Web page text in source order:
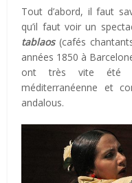
Tout d’abord, il faut
qu’il faut voir un
tablaos (cafés
années 1850 à
ont très vite été
méditerranéenne et
andalous.